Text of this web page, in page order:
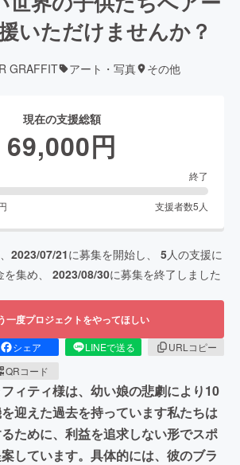
いただけませんか？
GRAFFIT アート・写真 その他
現在の支援総額
69,000円
終了
支援者数5 人
2023/07/21に募集を開始し、 5人の支援に
集め、 2023/08/30に募集を終了しました
一度プロジェクトをやってほしい
シェア LINEで送る
URLコピー
QRコード
ィティ様は、幼い娘の悲劇により10
迎えた過去を持っています私たちは
ために、利益を追求しない形でスポ
しています。具体的には、彼のブラ